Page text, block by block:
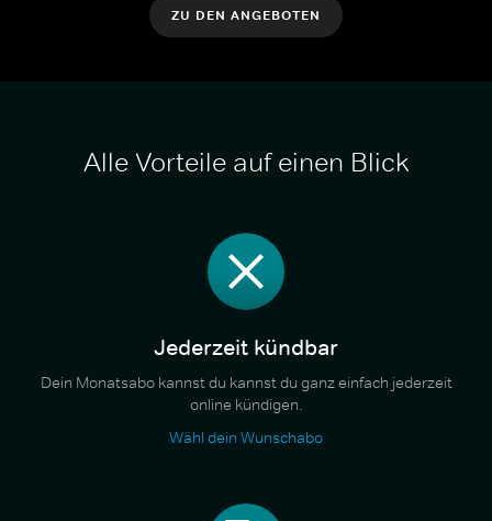
ZU DEN ANGEBOTEN
Alle Vorteile auf einen Blick
Jederzeit kündbar
Dein Monatsabo kannst du kannst du ganz einfach jederzeit
online kündigen.
Wähl dein Wunschabo